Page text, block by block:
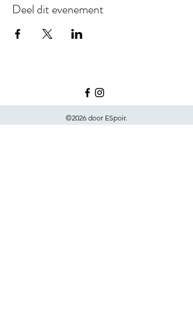
Deel dit evenement
©2026 door ESpoir.